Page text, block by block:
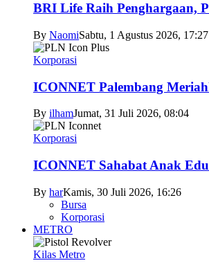
BRI Life Raih Penghargaan,
By NaomiSabtu, 1 Agustus 2026, 17:27
Korporasi
ICONNET Palembang
By ilhamJumat, 31 Juli 2026, 08:04
Korporasi
ICONNET Sahabat Anak
By harKamis, 30 Juli 2026, 16:26
Bursa
Korporasi
METRO
Kilas Metro